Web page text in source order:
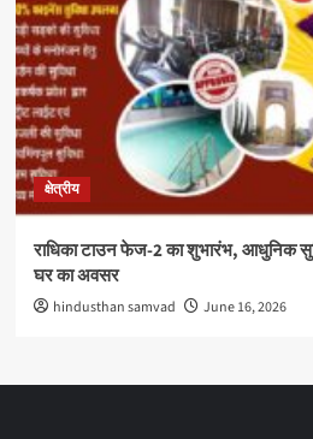
क्षेत्रीय
राधिका टाउन फेज-2 का शुभारंभ, आधुनिक
घर का अवसर
hindusthan samvad June 16, 2026